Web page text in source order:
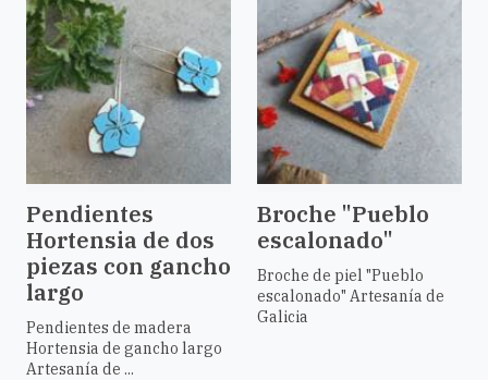
Pendientes
Hortensia de dos
piezas con gancho
largo
Pendientes de madera
Hortensia de gancho largo
Artesanía de ...
Broche "Pueblo
escalonado"
Broche de piel "Pueblo
escalonado" Artesanía de
Galicia